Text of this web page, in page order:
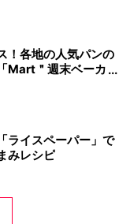
！各地の人気パンの
Mart＂週末ベーカリ
ライスペーパー」で
みレシピ